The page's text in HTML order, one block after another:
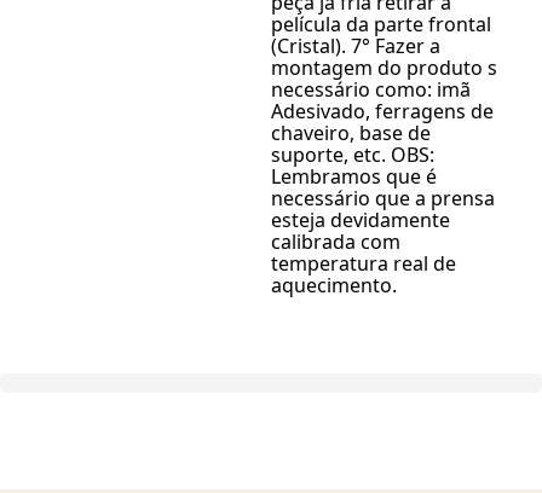
película da parte frontal
(Cristal). 7° Fazer a
montagem do produto s
necessário como: imã
Adesivado, ferragens de
chaveiro, base de
suporte, etc. OBS:
Lembramos que é
necessário que a prensa
esteja devidamente
calibrada com
temperatura real de
aquecimento.